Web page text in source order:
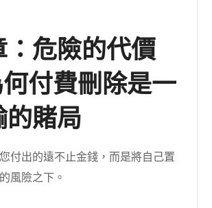
危險的代價
付費刪除是一
賭局
付出的遠不止金錢，而是將自己置
風險之下。